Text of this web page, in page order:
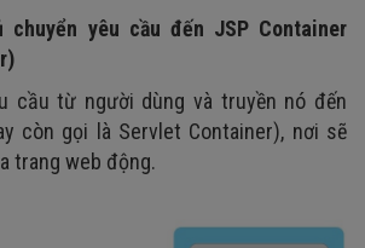
chuyển yêu cầu đến JSP Container
cầu từ người dùng và truyền nó đến
còn gọi là Servlet Container), nơi sẽ
trang web động.